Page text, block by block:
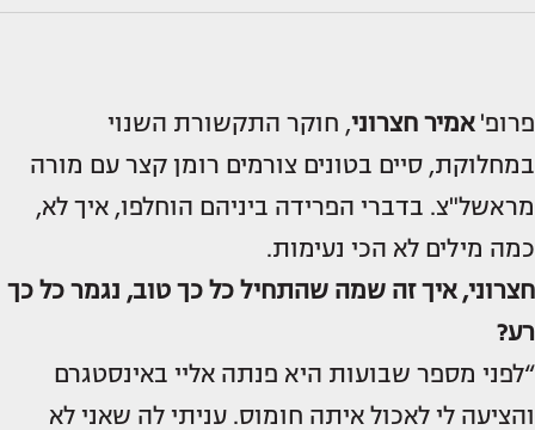
פרופ'אמיר חצרוני, חוקר התקשורת השנוי
במחלוקת, סיים בטונים צורמים רומן קצר עם מורה
מראשל"צ. בדברי הפרידה ביניהם הוחלפו, איך לא,
כמה מילים לא הכי נעימות.
חצרוני, איך זה שמה שהתחיל כל כך טוב, נגמר כל כך
רע?
“לפני מספר שבועות היא פנתה אליי באינסטגרם
והציעה לי לאכול איתה חומוס. עניתי לה שאני לא